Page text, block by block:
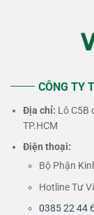
CÔNG TY
Địa chỉ: Lô C5B
TP.HCM
Điện thoại:
Bộ Phận
Hotline Tư
0385 22 44